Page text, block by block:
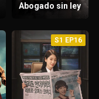
Abogado sin ley
S1 EP16